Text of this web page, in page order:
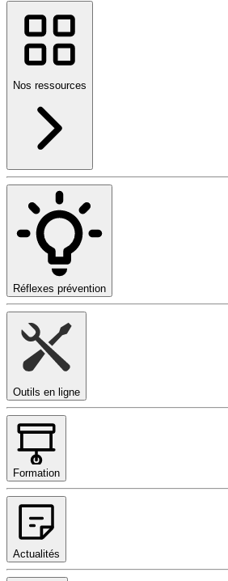
Nos ressources
Réflexes prévention
Outils en ligne
Formation
Actualités